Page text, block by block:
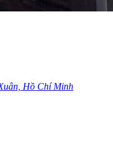
Hồ Chí Minh